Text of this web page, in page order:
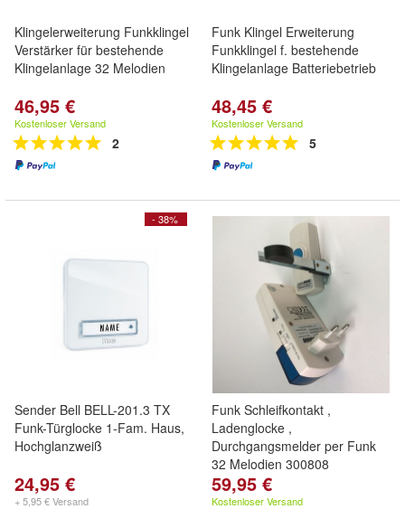
Klingelerweiterung Funkklingel
Verstärker für bestehende
Klingelanlage 32 Melodien
46,95 €
Kostenloser Versand
2
Funk Klingel Erweiterung
Funkklingel f. bestehende
Klingelanlage Batteriebetrieb
48,45 €
Kostenloser Versand
5
- 38%
Sender Bell BELL-201.3 TX
Funk-Türglocke 1-Fam. Haus,
Hochglanzweiß
24,95 €
+ 5,95 € Versand
Funk Schleifkontakt ,
Ladenglocke ,
Durchgangsmelder per Funk
32 Melodien 300808
59,95 €
Kostenloser Versand